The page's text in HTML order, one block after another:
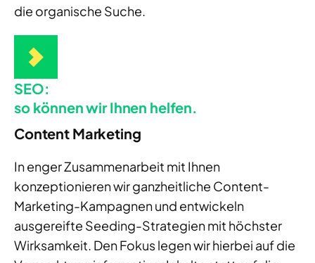
die organische Suche.
SEO:
so können wir Ihnen helfen.
Content Marketing
In enger Zusammenarbeit mit Ihnen
konzeptionieren wir ganzheitliche Content-
Marketing-Kampagnen und entwickeln
ausgereifte Seeding-Strategien mit höchster
Wirksamkeit. Den Fokus legen wir hierbei auf die